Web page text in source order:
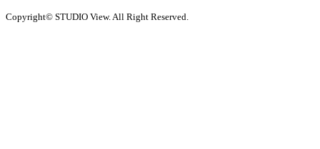
Copyright© STUDIO View. All Right Reserved.